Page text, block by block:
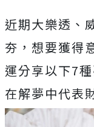
近期大樂透、
夯，想要獲得
運分享以下7
在解夢中代表